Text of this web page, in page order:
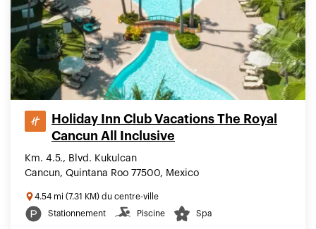
Holiday Inn Club Vacations The Royal
Cancun All Inclusive
Km. 4.5., Blvd. Kukulcan
Cancun, Quintana Roo 77500, Mexico
4.54 mi (7.31 KM) du centre-ville
Stationnement
Piscine Spa